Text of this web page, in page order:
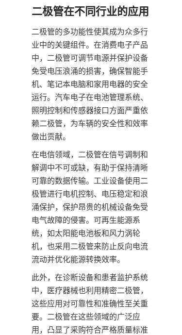
二极管的多功能性使其成为众多行
业中的关键组件。在消费电子产品
中，二极管可调节电源并保护设备
免受电压浪涌的损害，确保智能手
机、笔记本电脑和家用电器的安全
运行。汽车电子在电池管理系统、
照明控制和传感器接口方面严重依
赖二极管，为车辆的安全性和效率
在电信领域，二极管在信号调制和
解调中不可或缺，有助于保持清晰
可靠的数据传输。工业设备使用二
极管进行电机控制、电压稳定和浪
涌保护，保护昂贵的机械设备免受
电气故障的侵害。可再生能源系
统，如太阳能电池板和风力涡轮
机，也采用二极管来防止反向电流
此外，在诊断设备和患者监护系统
中，医疗器械也利用精密二极管，
这些应用对可靠性和准确性至关重
要。二极管在这些领域的广泛应
用，凸显了采购符合严格质量标准